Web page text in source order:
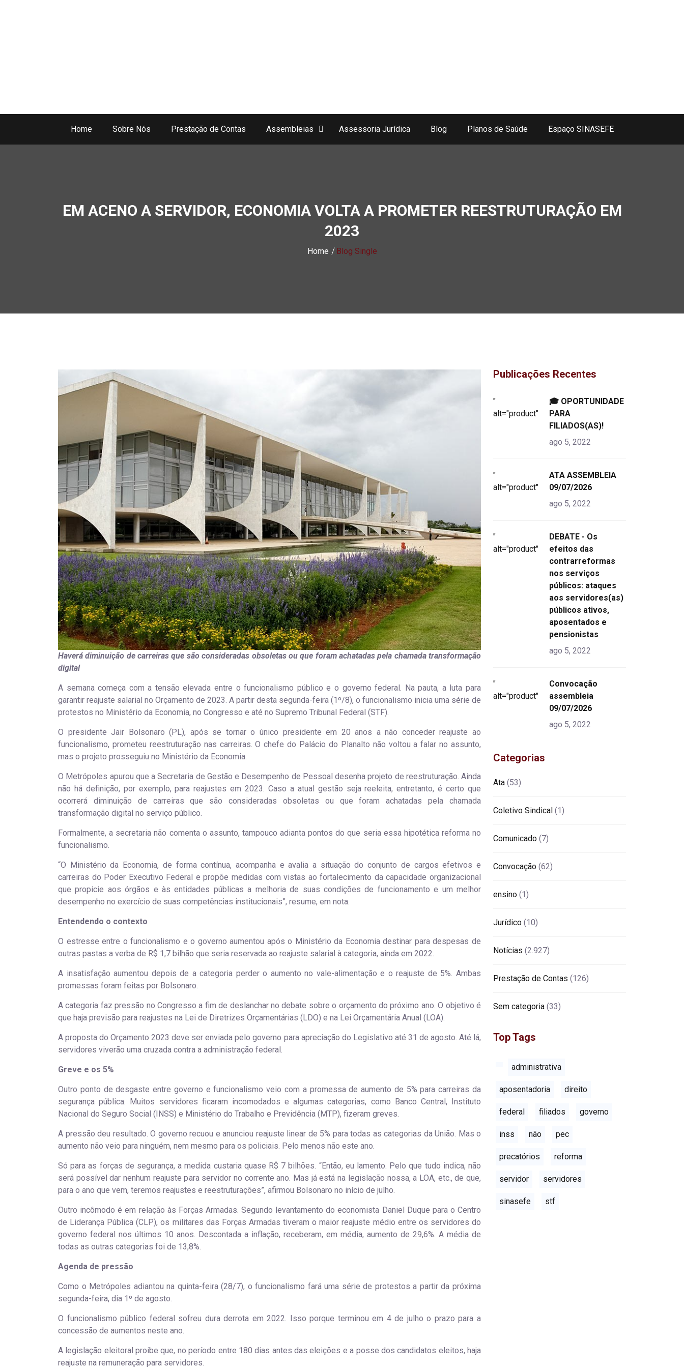
Home Sobre Nós Prestação de Contas Assembleias Assessoria Jurídica Blog Planos de Saúde Espaço SINASEFE
EM ACENO A SERVIDOR, ECONOMIA VOLTA A PROMETER REESTRUTURAÇÃO EM
2023
Home Blog Single
Haverá diminuição de carreiras que são consideradas obsoletas ou que foram achatadas pela chamada transformação
digital
A semana começa com a tensão elevada entre o funcionalismo público e o governo federal. Na pauta, a luta para
garantir reajuste salarial no Orçamento de 2023. A partir desta segunda-feira (1º/8), o funcionalismo inicia uma série de
protestos no Ministério da Economia, no Congresso e até no Supremo Tribunal Federal (STF).
O presidente Jair Bolsonaro (PL), após se tornar o único presidente em 20 anos a não conceder reajuste ao
funcionalismo, prometeu reestruturação nas carreiras. O chefe do Palácio do Planalto não voltou a falar no assunto,
mas o projeto prosseguiu no Ministério da Economia.
O Metrópoles apurou que a Secretaria de Gestão e Desempenho de Pessoal desenha projeto de reestruturação. Ainda
não há definição, por exemplo, para reajustes em 2023. Caso a atual gestão seja reeleita, entretanto, é certo que
ocorrerá diminuição de carreiras que são consideradas obsoletas ou que foram achatadas pela chamada
transformação digital no serviço público.
Formalmente, a secretaria não comenta o assunto, tampouco adianta pontos do que seria essa hipotética reforma no
funcionalismo.
“O Ministério da Economia, de forma contínua, acompanha e avalia a situação do conjunto de cargos efetivos e
carreiras do Poder Executivo Federal e propõe medidas com vistas ao fortalecimento da capacidade organizacional
que propicie aos órgãos e às entidades públicas a melhoria de suas condições de funcionamento e um melhor
desempenho no exercício de suas competências institucionais”, resume, em nota.
Entendendo o contexto
O estresse entre o funcionalismo e o governo aumentou após o Ministério da Economia destinar para despesas de
outras pastas a verba de R$ 1,7 bilhão que seria reservada ao reajuste salarial à categoria, ainda em 2022.
A insatisfação aumentou depois de a categoria perder o aumento no vale-alimentação e o reajuste de 5%. Ambas
promessas foram feitas por Bolsonaro.
A categoria faz pressão no Congresso a fim de deslanchar no debate sobre o orçamento do próximo ano. O objetivo é
que haja previsão para reajustes na Lei de Diretrizes Orçamentárias (LDO) e na Lei Orçamentária Anual (LOA).
A proposta do Orçamento 2023 deve ser enviada pelo governo para apreciação do Legislativo até 31 de agosto. Até lá,
servidores viverão uma cruzada contra a administração federal.
Greve e os 5%
Outro ponto de desgaste entre governo e funcionalismo veio com a promessa de aumento de 5% para carreiras da
segurança pública. Muitos servidores ficaram incomodados e algumas categorias, como Banco Central, Instituto
Nacional do Seguro Social (INSS) e Ministério do Trabalho e Previdência (MTP), fizeram greves.
A pressão deu resultado. O governo recuou e anunciou reajuste linear de 5% para todas as categorias da União. Mas o
aumento não veio para ninguém, nem mesmo para os policiais. Pelo menos não este ano.
Só para as forças de segurança, a medida custaria quase R$ 7 bilhões. “Então, eu lamento. Pelo que tudo indica, não
será possível dar nenhum reajuste para servidor no corrente ano. Mas já está na legislação nossa, a LOA, etc., de que,
para o ano que vem, teremos reajustes e reestruturações”, afirmou Bolsonaro no início de julho.
Outro incômodo é em relação às Forças Armadas. Segundo levantamento do economista Daniel Duque para o Centro
de Liderança Pública (CLP), os militares das Forças Armadas tiveram o maior reajuste médio entre os servidores do
governo federal nos últimos 10 anos. Descontada a inflação, receberam, em média, aumento de 29,6%. A média de
todas as outras categorias foi de 13,8%.
Agenda de pressão
Como o Metrópoles adiantou na quinta-feira (28/7), o funcionalismo fará uma série de protestos a partir da próxima
segunda-feira, dia 1º de agosto.
O funcionalismo público federal sofreu dura derrota em 2022. Isso porque terminou em 4 de julho o prazo para a
concessão de aumentos neste ano.
A legislação eleitoral proíbe que, no período entre 180 dias antes das eleições e a posse dos candidatos eleitos, haja
reajuste na remuneração para servidores.
Publicações Recentes
"
alt="product">
🎓 OPORTUNIDADE
PARA
FILIADOS(AS)!
ago 5, 2022
"
alt="product">
ATA ASSEMBLEIA
09/07/2026
ago 5, 2022
"
alt="product">
DEBATE - Os
efeitos das
contrarreformas
nos serviços
públicos: ataques
aos servidores(as)
públicos ativos,
aposentados e
pensionistas
ago 5, 2022
"
alt="product">
Convocação
assembleia
09/07/2026
ago 5, 2022
Categorias
Ata (53)
Coletivo Sindical (1)
Comunicado (7)
Convocação (62)
ensino (1)
Jurídico (10)
Notícias (2.927)
Prestação de Contas (126)
Sem categoria (33)
Top Tags
administrativa
aposentadoria direito
federal filiados governo
inss não pec
precatórios reforma
servidor servidores
sinasefe stf